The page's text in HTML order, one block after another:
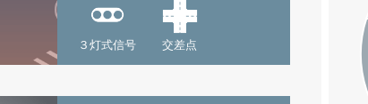
３灯式信号 交差点